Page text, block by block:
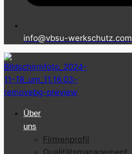
info@vbsu-werkschutz.com
Über
uns
Firmenprofil
Qualitätsmanagement